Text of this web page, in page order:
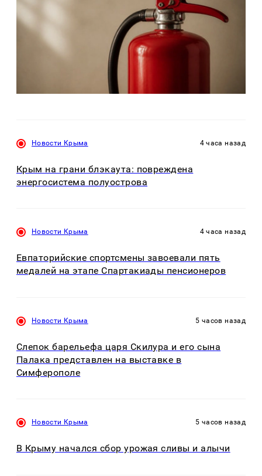
Новости Крыма 4 часа назад
Крым на грани блэкаута: повреждена
энергосистема полуострова
Новости Крыма 4 часа назад
Евпаторийские спортсмены завоевали пять
медалей на этапе Спартакиады пенсионеров
Новости Крыма 5 часов назад
Слепок барельефа царя Скилура и его сына
Палака представлен на выставке в
Симферополе
Новости Крыма 5 часов назад
В Крыму начался сбор урожая сливы и алычи